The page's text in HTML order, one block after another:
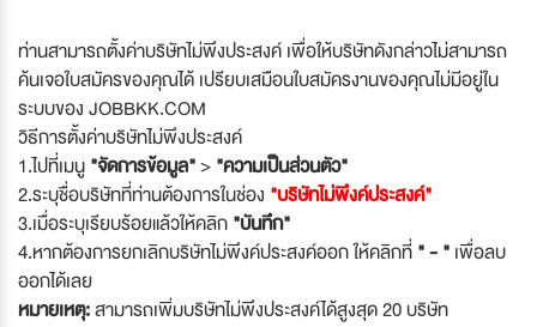
ท่านสามารถตั้งค่าบริษัทไม่พึงประสงค์ เพื่อให้บริษัทดังกล่าวไม่สามารถ
ค้นเจอใบสมัครของคุณได้ เปรียบเสมือนใบสมัครงานของคุณไม่มีอยู่ใน
ระบบของ JOBBKK.COM
วิธีการตั้งค่าบริษัทไม่พึงประสงค์
1.ไปที่เมนู"จัดการข้อมูล">"ความเป็นส่วนตัว"
2.ระบุชื่อบริษัทที่ท่านต้องการในช่อง "บริษัทไม่พึงค์ประสงค์"
3.เมื่อระบุเรียบร้อยแล้วให้คลิก"บันทึก"
4.หากต้องการยกเลิกบริษัทไม่พึงค์ประสงค์ออก ให้คลิกที่" - "เพื่อลบ
ออกได้เลย
หมายเหตุ:สามารถเพิ่มบริษัทไม่พึงประสงค์ได้สูงสุด 20 บริษัท